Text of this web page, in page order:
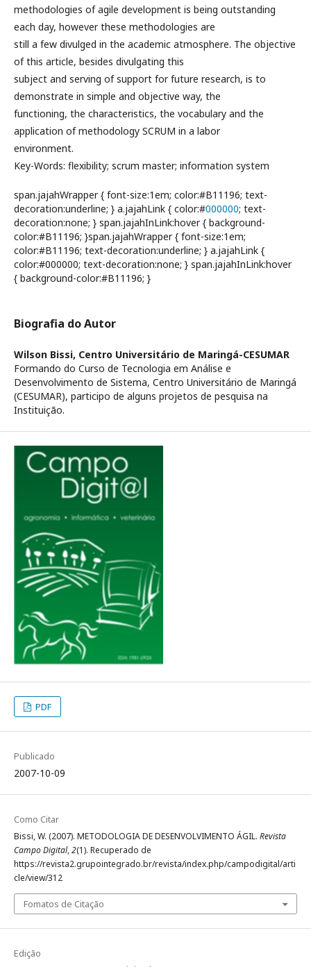
methodologies of agile development is being outstanding
each day, however these methodologies are
still a few divulged in the academic atmosphere. The objective
of this article, besides divulgating this
subject and serving of support for future research, is to
demonstrate in simple and objective way, the
functioning, the characteristics, the vocabulary and the
application of methodology SCRUM in a labor
environment.
Key-Words: flexibility; scrum master; information system
span.jajahWrapper { font-size:1em; color:#B11196; text-
decoration:underline; } a.jajahLink { color:#000000; text-
decoration:none; } span.jajahInLink:hover { background-
color:#B11196; }span.jajahWrapper { font-size:1em;
color:#B11196; text-decoration:underline; } a.jajahLink {
color:#000000; text-decoration:none; } span.jajahInLink:hover
{ background-color:#B11196; }
Biografia do Autor
Wilson Bissi, Centro Universitário de Maringá-CESUMAR
Formando do Curso de Tecnologia em Análise e
Desenvolvimento de Sistema, Centro Universitário de Maringá
(CESUMAR), participo de alguns projetos de pesquisa na
Instituição.
PDF
Publicado
2007-10-09
Como Citar
Bissi, W. (2007). METODOLOGIA DE DESENVOLVIMENTO ÁGIL. Revista
Campo Digital,2(1). Recuperado de
https://revista2.grupointegrado.br/revista/index.php/campodigital/arti
cle/view/312
Fomatos de Citação
Edição